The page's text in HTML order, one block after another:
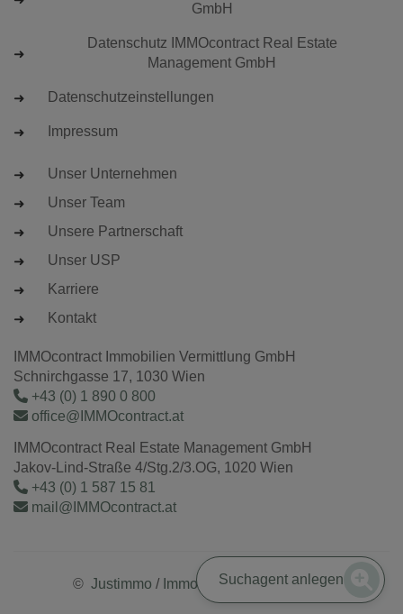
GmbH
Datenschutz IMMOcontract Real Estate
Management GmbH
Datenschutzeinstellungen
Impressum
Unser Unternehmen
Unser Team
Unsere Partnerschaft
Unser USP
Karriere
Kontakt
IMMOcontract Immobilien Vermittlung GmbH
Schnirchgasse 17, 1030 Wien
+43 (0) 1 890 0 800
office@IMMOcontract.at
IMMOcontract Real Estate Management GmbH
Jakov-Lind-Straße 4/Stg.2/3.OG, 1020 Wien
+43 (0) 1 587 15 81
mail@IMMOcontract.at
© Justimmo / Immobilienmaklersoftware
Suchagent anlegen